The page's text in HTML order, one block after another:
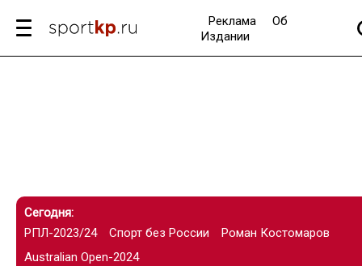
Реклама
Об
Издании
Сегодня:
РПЛ-2023/24
Спорт без России
Роман Костомаров
Australian Open-2024